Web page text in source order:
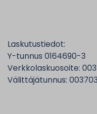
Laskutustiedot:
Y-tunnus 0164690-3
Verkkolaskuosoite:
Välittäjätunnus: